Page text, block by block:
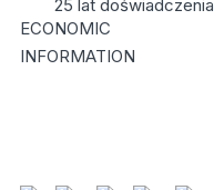
25 lat doświadczenia
ECONOMIC
INFORMATION